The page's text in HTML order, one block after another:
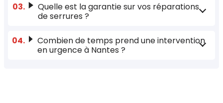
Quelle est la garantie sur vos réparations
de serrures ?
Combien de temps prend une intervention
en urgence à Nantes ?